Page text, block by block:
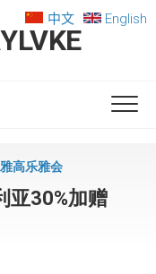
中文 English
雅高乐雅会
亚30%加赠